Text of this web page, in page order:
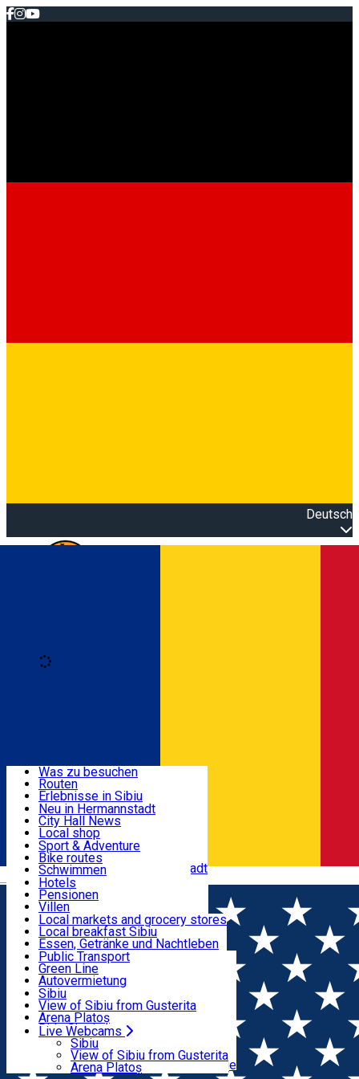
Deutsch
Română
Nützliche informationen
Aktivitäten & Abenteuer
Unterkunft
Essen, Getränke & Nachtleben
Transport & Parken
Live Webcams
Was zu besuchen
Routen
Erlebnisse in Sibiu
Podcast
Kultur
Museen
Kirchen
Parks, Zoo
Im Umkreis von Hermannstadt
Neu in Hermannstadt
City Hall News
Local shop
Sibiu Handwerker
Sibiul Verde
Public services
Bildung
Wie komme ich nach Sibiu?
Touristeninfo
Reiseführer
Guided tours
Local publication
Schönheitssalon
Sport & Adventure
Bike routes
Schwimmen
Reiten
Fitnessstudio
Loc de joacă indoor
Loc de joacă outdoor
Ski
Eislaufen
Yoga
Hotels
Pensionen
Villen
Hostels
Motels
Camping
Zimmer zu vermieten
Wohnungen
Unterkunft außerhalb von Sibiu
Local markets and grocery stores
Local breakfast Sibiu
Essen, Getränke und Nachtleben
Pizza
Fast Food
Kaffeestube
Konditorei
Pub, Bar
Nachtclubs
Bäckerei
Public Transport
Green Line
Autovermietung
Fahrad verleih
Scooter rentals
Taxi
Ride Sharing
Park-Tickets
Parkplätze
Ladestationen für Elektrofahrzeuge
Sibiu
View of Sibiu from Gusterita
Arena Platoș
Live Webcams
Sibiu
View of Sibiu from Gusterita
Arena Platoș
Home PLACES